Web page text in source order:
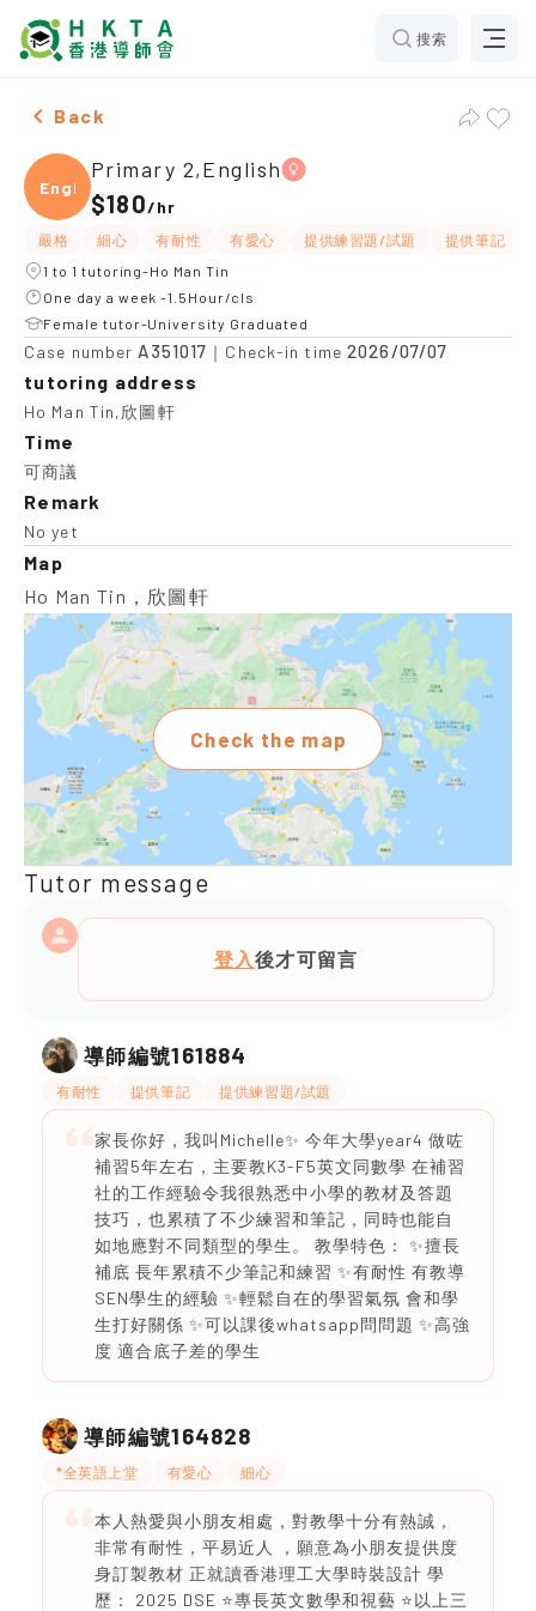
搜索
Female Primary 2,English，Ho Man Tin Tuition
Back
Engli
Primary 2,English
$180/hr
嚴格 細心 有耐性 有愛心 提供練習題/試題 提供筆記
1 to 1 tutoring-Ho Man Tin
One day a week -1.5Hour/cls
Female tutor-University Graduated
Case number A351017 ｜Check-in time2026/07/07
tutoring address
Ho Man Tin,欣圖軒
Time
可商議
Remark
No yet
Map
Ho Man Tin，欣圖軒
Check the map
Tutor message
登入後才可留言
導師編號161884
有耐性 提供筆記 提供練習題/試題
家長你好，我叫Michelle✨ 今年大學year4 做咗
補習5年左右，主要教K3-F5英文同數學 在補習
社的工作經驗令我很熟悉中小學的教材及答題
技巧，也累積了不少練習和筆記，同時也能自
如地應對不同類型的學生。 教學特色： ✨擅長
補底 長年累積不少筆記和練習 ✨有耐性 有教導
SEN學生的經驗 ✨輕鬆自在的學習氣氛 會和學
生打好關係 ✨可以課後whatsapp問問題 ✨高強
度 適合底子差的學生
導師編號164828
*全英語上堂 有愛心 細心
本人熱愛與小朋友相處，對教學十分有熱誠，
非常有耐性，平易近人 ，願意為小朋友提供度
身訂製教材 正就讀香港理工大學時裝設計 學
歷： 2025 DSE ⭐️專長英文數學和視藝 ⭐️以上三